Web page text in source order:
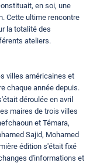
en soi, une
Cette ultime rencontre
la totalité des
ateliers.
villes américaines et
chaque année depuis.
déroulée en avril
maires de trois villes
et Témara,
Sajid, Mohamed
édition s'était fixé
d'informations et